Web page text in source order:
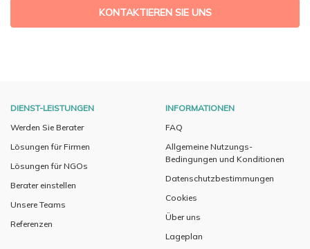
KONTAKTIEREN SIE UNS
DIENST-LEISTUNGEN
Werden Sie Berater
Lösungen für Firmen
Lösungen für NGOs
Berater einstellen
Unsere Teams
Referenzen
INFORMATIONEN
FAQ
Allgemeine Nutzungs-
Bedingungen und Konditionen
Datenschutzbestimmungen
Cookies
Über uns
Lageplan